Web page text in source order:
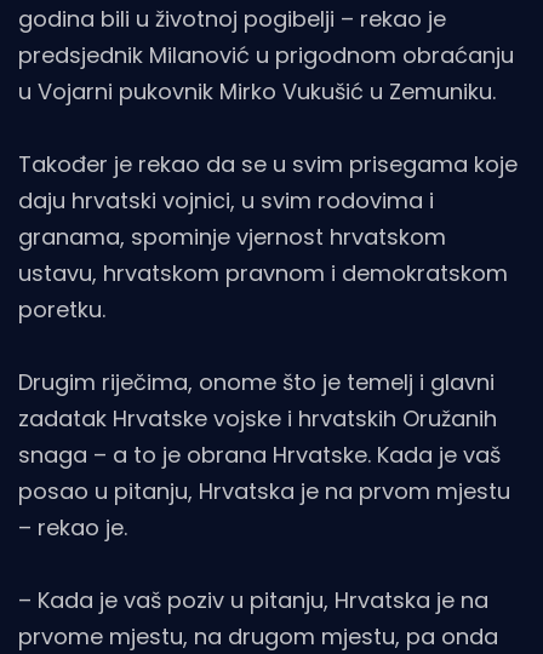
godina bili u životnoj pogibelji – rekao je
predsjednik Milanović u prigodnom obraćanju
u Vojarni pukovnik Mirko Vukušić u Zemuniku.
Također je rekao da se u svim prisegama koje
daju hrvatski vojnici, u svim rodovima i
granama, spominje vjernost hrvatskom
ustavu, hrvatskom pravnom i demokratskom
poretku.
Drugim riječima, onome što je temelj i glavni
zadatak Hrvatske vojske i hrvatskih Oružanih
snaga – a to je obrana Hrvatske. Kada je vaš
posao u pitanju, Hrvatska je na prvom mjestu
– rekao je.
– Kada je vaš poziv u pitanju, Hrvatska je na
prvome mjestu, na drugom mjestu, pa onda